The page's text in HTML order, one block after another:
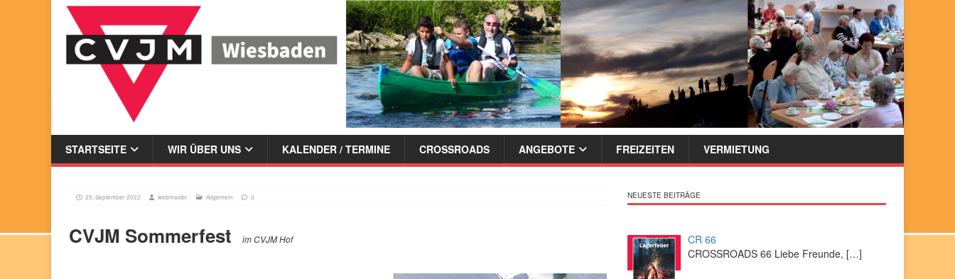
STARTSEITE WIR ÜBER UNS KALENDER / TERMINE CROSSROADS ANGEBOTE FREIZEITEN VERMIETUNG
25. September 2022 webmaster Allgemein 0
CVJM Sommerfest im CVJM Hof
NEUESTE BEITRÄGE
CR 66
CROSSROADS 66 Liebe Freunde, […]